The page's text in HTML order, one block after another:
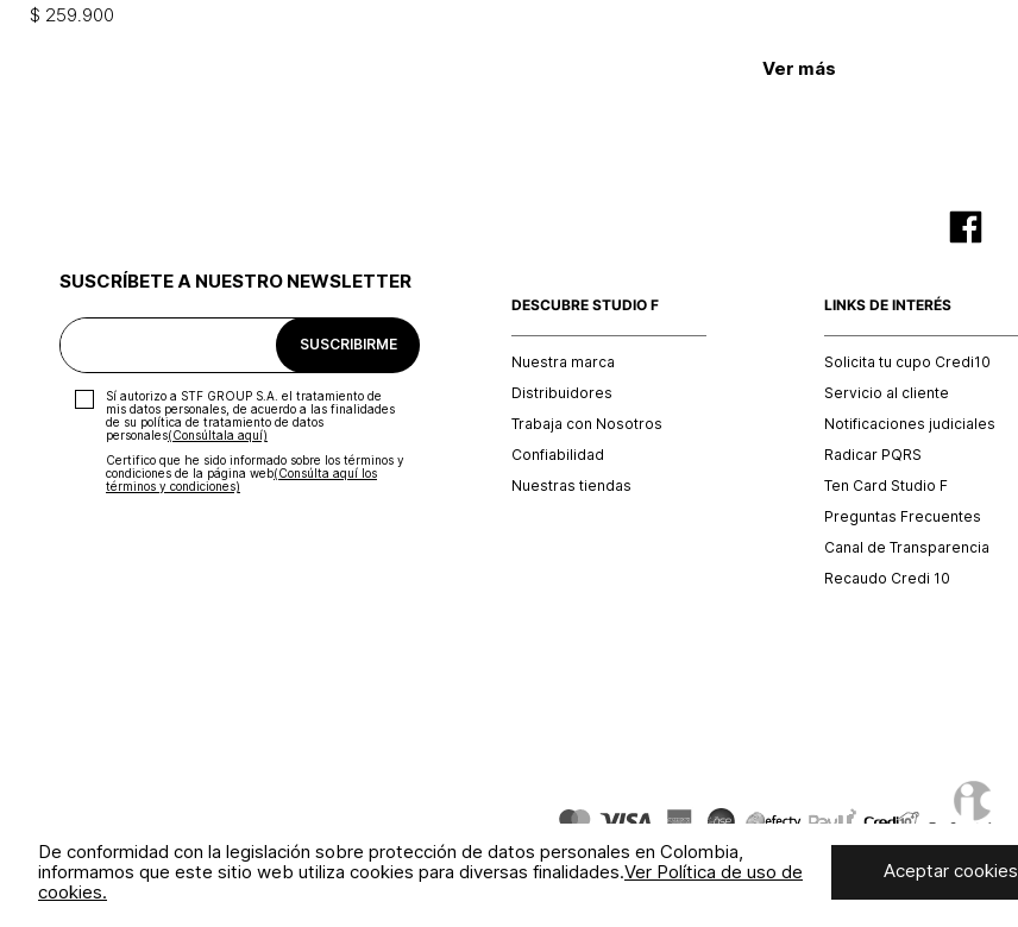
$ 259.900
Ver más
SUSCRÍBETE A NUESTRO NEWSLETTER
SUSCRIBIRME
Sí autorizo a STF GROUP S.A. el tratamiento de
mis datos personales, de acuerdo a las finalidades
de su política de tratamiento de datos
personales‎(Consúltala aquí)
Certifico que he sido informado sobre los términos y
condiciones de la página web‎(Consúlta aquí los
términos y condiciones)
DESCUBRE STUDIO F
Nuestra marca
Distribuidores
Trabaja con Nosotros
Confiabilidad
Nuestras tiendas
LINKS DE INTERÉS
Solicita tu cupo Credi10
Servicio al cliente
Notificaciones judiciales
Radicar PQRS
Ten Card Studio F
Preguntas Frecuentes
Canal de Transparencia
Recaudo Credi 10
De conformidad con la legislación sobre protección de datos personales en Colombia,
informamos que este sitio web utiliza cookies para diversas finalidades.Ver Política de uso de
cookies.
Aceptar cookies